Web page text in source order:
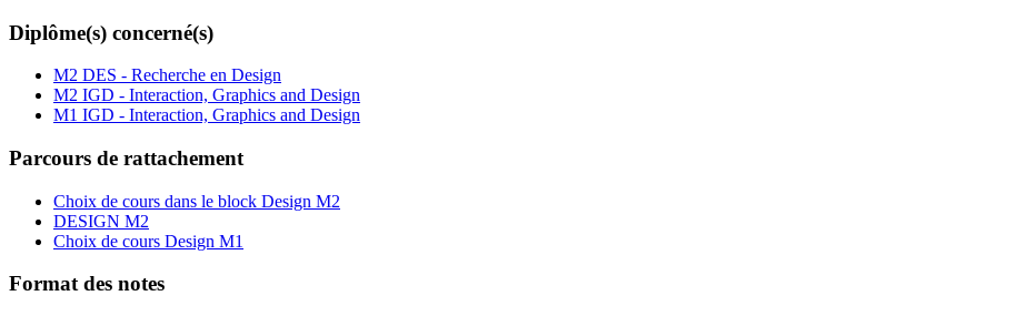
Diplôme(s) concerné(s)
M2 DES - Recherche en Design
M2 IGD - Interaction, Graphics and Design
M1 IGD - Interaction, Graphics and Design
Parcours de rattachement
Choix de cours dans le block Design M2
DESIGN M2
Choix de cours Design M1
Format des notes